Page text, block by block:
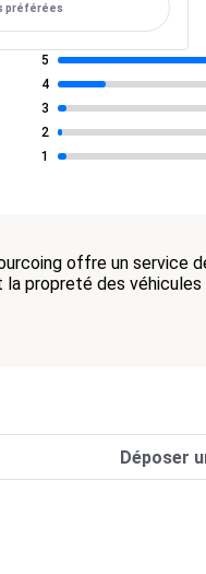
préférées
5
4
3
2
1
offre un service
propreté des
Déposer